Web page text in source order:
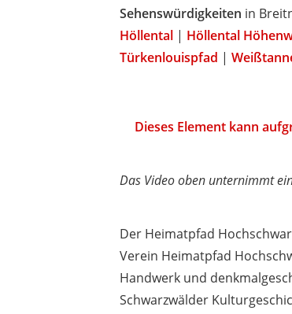
Sehenswürdigkeiten in
Höllental | Höllental
Türkenlouispfad |
Dieses Element kann
Das Video oben unternimmt
Der Heimatpfad
Verein Heimatpfad
Handwerk und
Schwarzwälder